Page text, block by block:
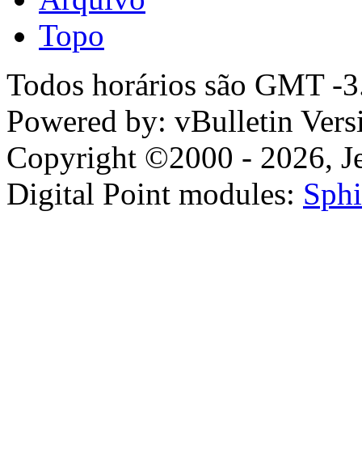
Topo
Todos horários são GMT -
Powered by: vBulletin
Copyright ©2000 - 2026,
Digital Point modules: